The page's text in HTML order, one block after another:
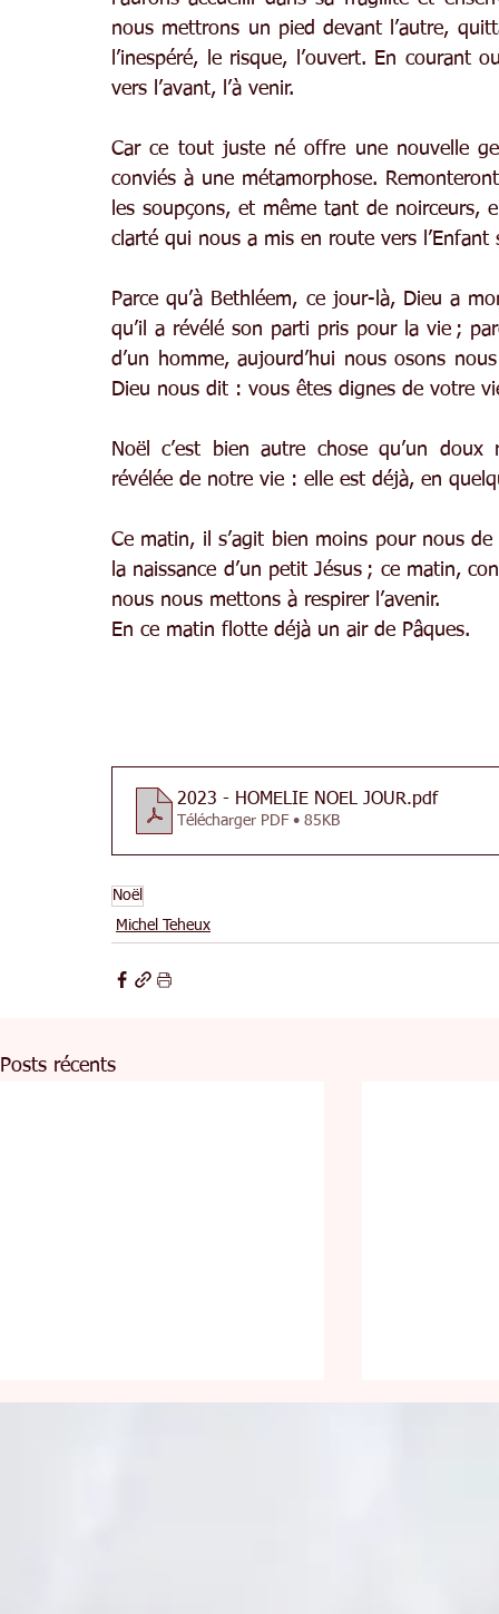
nous mettrons un pied devant l’autre,
l’inespéré, le risque, l’ouvert. En
vers l’avant, l’à venir.
Car ce tout juste né offre une nouvelle
conviés à une métamorphose.
les soupçons, et même tant de noirceurs,
clarté qui nous a mis en route vers
Parce qu’à Bethléem, ce jour-là, Dieu a
qu’il a révélé son parti pris pour la vie ;
d’un homme, aujourd’hui nous osons
Dieu nous dit : vous êtes dignes de votre
Noël c’est bien autre chose qu’un
révélée de notre vie : elle est déjà, en
Ce matin, il s’agit bien moins pour nous
la naissance d’un petit Jésus ; ce matin,
nous nous mettons à respirer l’avenir.
En ce matin flotte déjà un air de Pâques.
2023 - HOMELIE NOEL JOUR.pdf
Télécharger PDF • 85KB
Noël
Michel Teheux
Posts récents